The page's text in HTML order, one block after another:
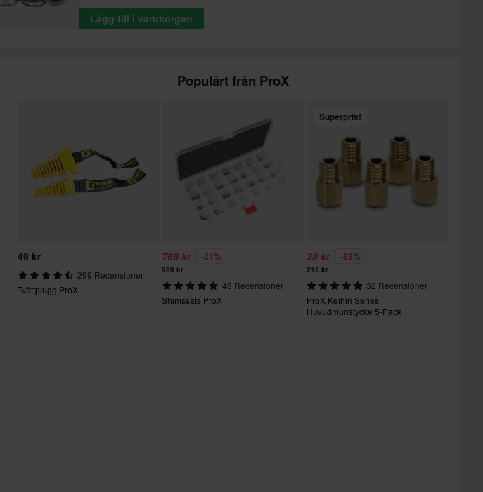
Lägg till i varukorgen
Populärt från ProX
49 kr
299 Recensioner
Tvättplugg ProX
769 kr -21%
969 kr
46 Recensioner
Shimssats ProX
Superpris!
39 kr -82%
219 kr
32 Recensioner
ProX Keihin Series
Huvudmunstycke 5-Pack